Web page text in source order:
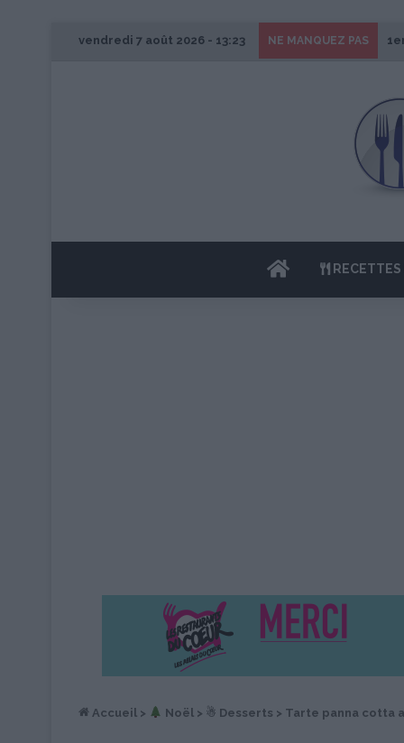
vendredi 7 août 2026 - 13:23 NE MANQUEZ PAS
ACCUEIL
Accueil > ︎ Noël > ☃ Desserts > Tarte panna cotta